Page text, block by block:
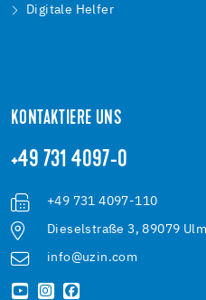
Digitale Helfer
KONTAKTIERE UNS
+49 731 4097-0
+49 731 4097-110
Dieselstraße 3, 89079 Ulm
info@uzin.com